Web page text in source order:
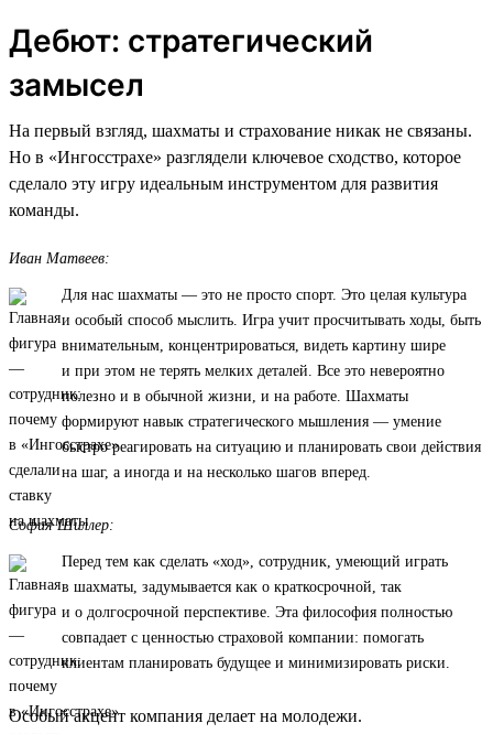
Дебют: стратегический
замысел
На первый взгляд, шахматы и страхование никак не связаны.
Но в «Ингосстрахе» разглядели ключевое сходство, которое
сделало эту игру идеальным инструментом для развития
команды.
Иван Матвеев:
Для нас шахматы — это не просто спорт. Это целая культура
и особый способ мыслить. Игра учит просчитывать ходы, быть
внимательным, концентрироваться, видеть картину шире
и при этом не терять мелких деталей. Все это невероятно
полезно и в обычной жизни, и на работе. Шахматы
формируют навык стратегического мышления — умение
быстро реагировать на ситуацию и планировать свои действия
на шаг, а иногда и на несколько шагов вперед.
София Шиллер:
Перед тем как сделать «ход», сотрудник, умеющий играть
в шахматы, задумывается как о краткосрочной, так
и о долгосрочной перспективе. Эта философия полностью
совпадает с ценностью страховой компании: помогать
клиентам планировать будущее и минимизировать риски.
Особый акцент компания делает на молодежи.